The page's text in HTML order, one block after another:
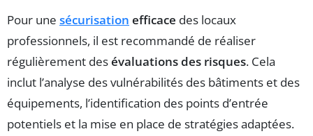
Pour une sécurisation efficace des locaux
professionnels, il est recommandé de réaliser
régulièrement desévaluations des risques. Cela
inclut l’analyse des vulnérabilités des bâtiments et des
équipements, l’identification des points d’entrée
potentiels et la mise en place de stratégies adaptées.